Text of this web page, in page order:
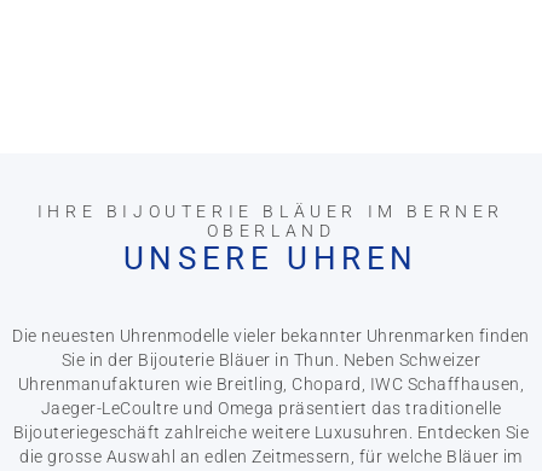
IHRE BIJOUTERIE BLÄUER IM BERNER
OBERLAND
UNSERE UHREN
Die neuesten Uhrenmodelle vieler bekannter Uhrenmarken finden
Sie in der Bijouterie Bläuer in Thun. Neben Schweizer
Uhrenmanufakturen wie Breitling, Chopard, IWC Schaffhausen,
Jaeger-LeCoultre und Omega präsentiert das traditionelle
Bijouteriegeschäft zahlreiche weitere Luxusuhren. Entdecken Sie
die grosse Auswahl an edlen Zeitmessern, für welche Bläuer im